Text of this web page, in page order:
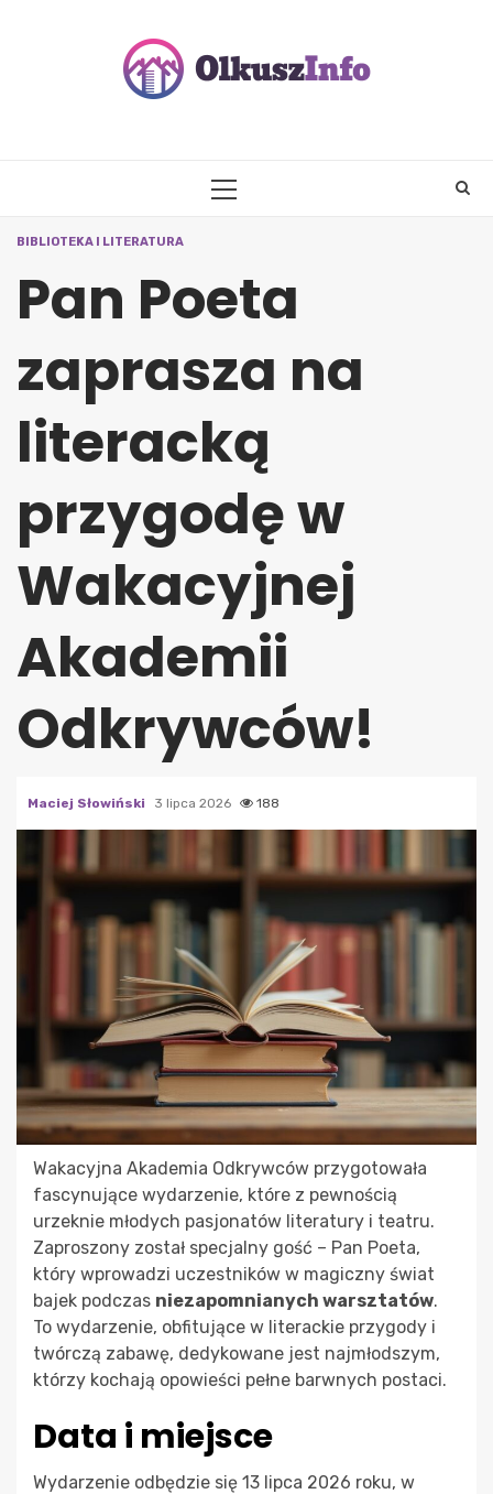
PRIMARY
BIBLIOTEKA I LITERATURA
Pan Poeta
zaprasza na
literacką
przygodę w
Wakacyjnej
Akademii
Odkrywców!
Maciej Słowiński 3 lipca 2026 188
Wakacyjna Akademia Odkrywców przygotowała
fascynujące wydarzenie, które z pewnością
urzeknie młodych pasjonatów literatury i teatru.
Zaproszony został specjalny gość – Pan Poeta,
który wprowadzi uczestników w magiczny świat
bajek podczas niezapomnianych warsztatów.
To wydarzenie, obfitujące w literackie przygody i
twórczą zabawę, dedykowane jest najmłodszym,
którzy kochają opowieści pełne barwnych postaci.
Data i miejsce
Wydarzenie odbędzie się 13 lipca 2026 roku, w